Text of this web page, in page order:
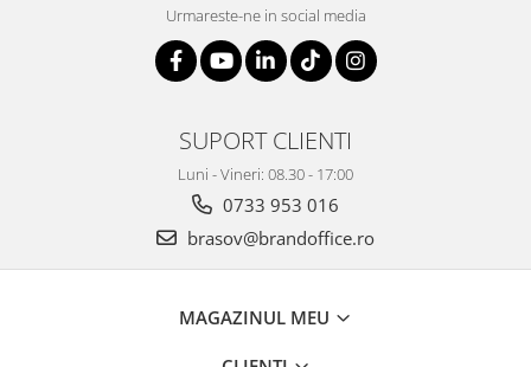
Urmareste-ne in social media
SUPORT CLIENTI
Luni - Vineri: 08.30 - 17:00
0733 953 016
brasov@brandoffice.ro
MAGAZINUL MEU